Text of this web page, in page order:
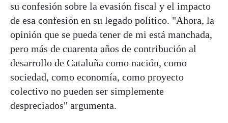
su confesión sobre la evasión fiscal y el impacto
de esa confesión en su legado político. "Ahora, la
opinión que se pueda tener de mi está manchada,
pero más de cuarenta años de contribución al
desarrollo de Cataluña como nación, como
sociedad, como economía, como proyecto
colectivo no pueden ser simplemente
despreciados" argumenta.